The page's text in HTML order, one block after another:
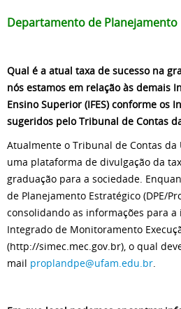
Departamento de Planejamento
Qual é a atual taxa de sucesso na
nós estamos em relação às demais
Ensino Superior (IFES) conforme os
sugeridos pelo Tribunal de Contas
Atualmente o Tribunal de Contas
uma plataforma de divulgação da
graduação para a sociedade.
de Planejamento Estratégico (DPE/
consolidando as informações para a
Integrado de Monitoramento
(http://simec.mec.gov.br), o qual
mail proplandpe@ufam.edu.br.